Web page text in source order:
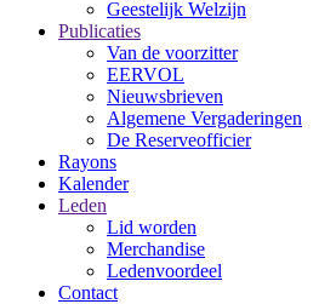
Geestelijk Welzijn
Publicaties
Van de voorzitter
EERVOL
Nieuwsbrieven
Algemene Vergaderingen
De Reserveofficier
Rayons
Kalender
Leden
Lid worden
Merchandise
Ledenvoordeel
Contact